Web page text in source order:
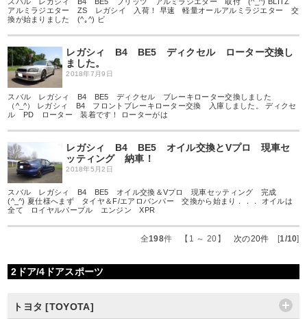
アルミラジエター ZS レガシイ 入荷！ 早速 軽量オールアルミラジエター 交
換が始まりました (^｡^) ビ
レガシィ B4 BE5 ディクセル ローター交換し
ました。
2018年7月9日
スバル レガシィ B4 BE5 ディクセル ブレーキローター交換しました
（^_^） レガシィ B4 フロントブレーキローター交換 入庫しました。 ディクセ
ル PD ローター 装着です！ ローターがは
レガシィ B4 BE5 オイル交換とVプロ 現車セ
ッティング 納車！
2018年5月2日
スバル レガシィ B4 BE5 オイル交換＆Vプロ 現車セッティング 完成
(^_^) 夏仕様へまず タイヤ＆F/エアロバンパー 交換から始まり．．． オイルは
全て ロイヤルパープル エンジン XPR
全198件 【1 ～ 20】 次の20件 [1/10]
2ドア/4ドアスポーツ
トヨタ [TOYOTA]